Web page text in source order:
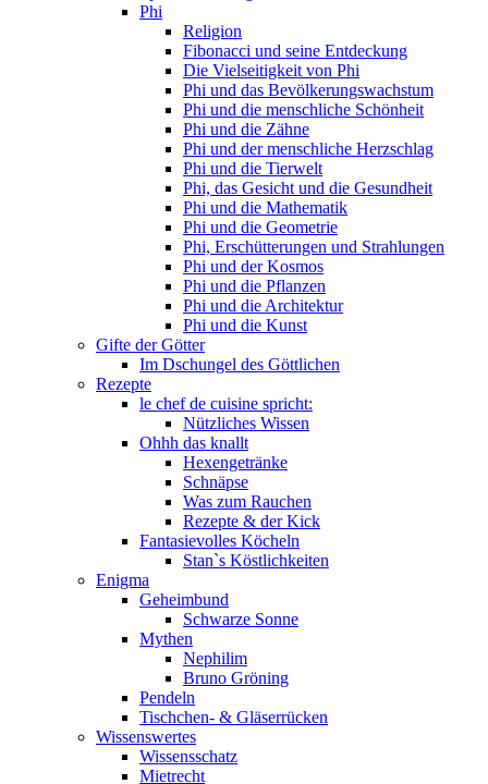
Phi
Religion
Fibonacci und seine Entdeckung
Die Vielseitigkeit von Phi
Phi und das Bevölkerungswachstum
Phi und die menschliche Schönheit
Phi und die Zähne
Phi und der menschliche Herzschlag
Phi und die Tierwelt
Phi, das Gesicht und die Gesundheit
Phi und die Mathematik
Phi und die Geometrie
Phi, Erschütterungen und Strahlungen
Phi und der Kosmos
Phi und die Pflanzen
Phi und die Architektur
Phi und die Kunst
Gifte der Götter
Im Dschungel des Göttlichen
Rezepte
le chef de cuisine spricht:
Nützliches Wissen
Ohhh das knallt
Hexengetränke
Schnäpse
Was zum Rauchen
Rezepte & der Kick
Fantasievolles Köcheln
Stan`s Köstlichkeiten
Enigma
Geheimbund
Schwarze Sonne
Mythen
Nephilim
Bruno Gröning
Pendeln
Tischchen- & Gläserrücken
Wissenswertes
Wissensschatz
Mietrecht